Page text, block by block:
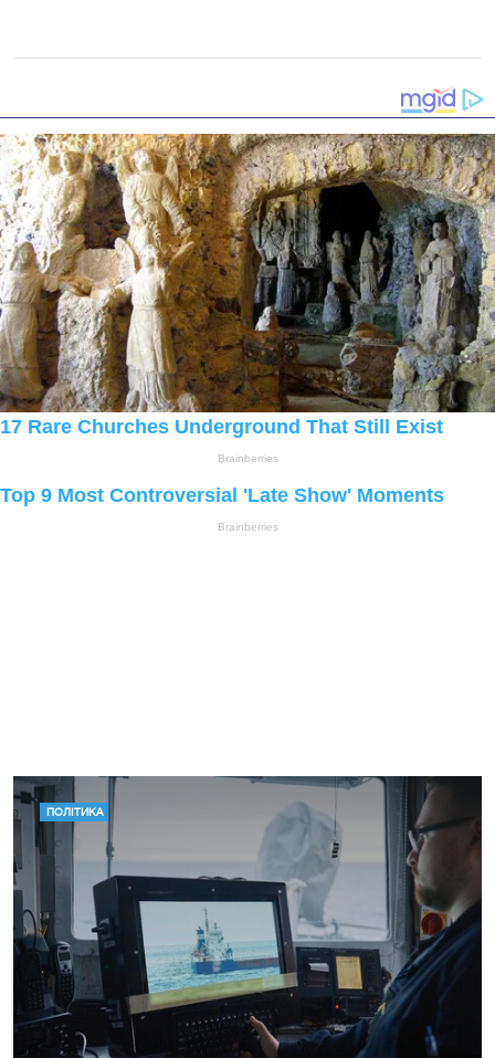
ПОЛІТИКА